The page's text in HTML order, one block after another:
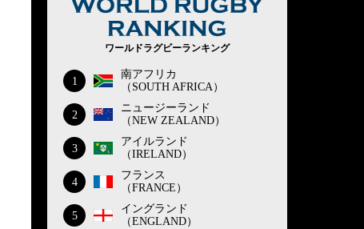
ワールドラグビーランキング
1
南アフリカ
（SOUTH AFRICA）
2
ニュージーランド
（NEW ZEALAND）
3
アイルランド
（IRELAND）
4
フランス
（FRANCE）
5
イングランド
（ENGLAND）